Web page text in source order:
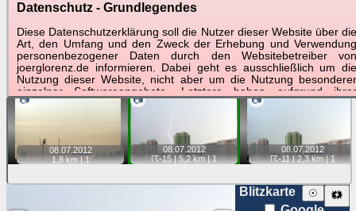
Datenschutz - Grundlegendes
Diese Datenschutzerklärung soll die Nutzer dieser Website über die
Art, den Umfang und den Zweck der Erhebung und Verwendung
personenbezogener Daten durch den Websitebetreiber von
joerglorenz.de informieren. Dabei geht es ausschließlich um die
Nutzung dieser Website, nicht aber um die Nutzung besonderer
einzelner Softwareangebote. Letztere haben aufgrund ihrer
Funktionen Besonderheiten, so dass verschiedene Daten
sind. Hier ist es wichtig, dass Sie selbst zum Testen dieser
Funktionen möglichst erfundene Daten verwenden. Ansonsten wird
auf die spezifischen Besonderheiten beim jeweiligen Angebot
gesondert hingewiesen.
Generell gilt: Wenn Sie ein Angebot bei den Add-Ins nutzen, bei
dem Daten übertragen werden, werden diese Daten auf dem
Tipp:Auf der Karte beim Einzelfoto können
Sie auf ihre Position tippen und sehen, wie
weit die gewählte Position zu den Blitzen auf dem Foto bzw.
im Video entfernt ist. Quelle der Blitzdaten:
kachelmannwetter. Doppelklick auf Thumb zum Anzeigen.
📷
08.07. 2012
1,8 km |1
📷
08.07. 2012
☈-15| 5,2 km |1
📷
08.07. 2012
☈-11| 2,3 km |1
Blitzkarte 🗱
☉